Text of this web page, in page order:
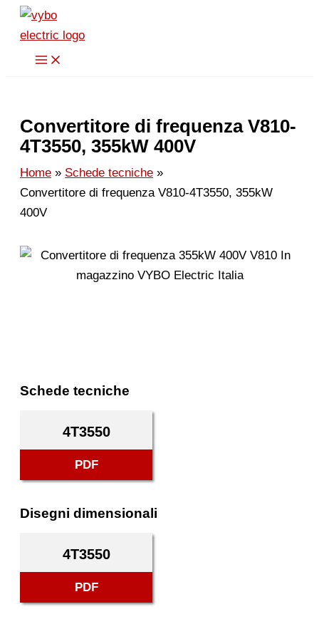
Vai
contenuto
Convertitore di frequenza V810-
4T3550, 355kW 400V
Home
Schede tecniche
Convertitore di frequenza V810-4T3550, 355kW
400V
Schede tecniche
4T3550
PDF
Disegni dimensionali
4T3550
PDF